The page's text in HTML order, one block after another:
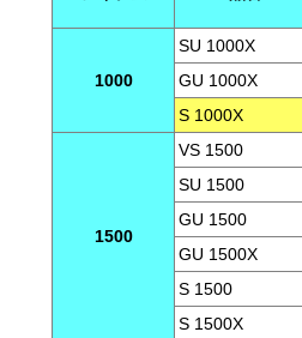
1000
SU 1000X
GU 1000X
S 1000X
1500
VS 1500
SU 1500
GU 1500
GU 1500X
S 1500
S 1500X